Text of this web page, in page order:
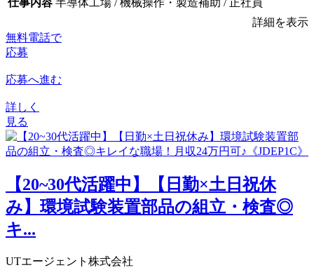
仕事内容 半導体工場 / 機械操作・製造補助 / 正社員
詳細を表示
無料電話で
応募
応募へ進む
詳しく
見る
【20~30代活躍中】【日勤×土日祝休
み】環境試験装置部品の組立・検査◎
キ...
UTエージェント株式会社